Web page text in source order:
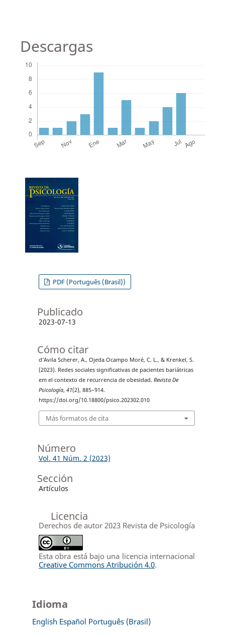
Descargas
PDF (Português (Brasil))
Publicado
2023-07-13
Cómo citar
d’Avila Scherer, A., Ojeda Ocampo Moré, C. L., & Krenkel, S.
(2023). Redes sociales significativas de pacientes bariátricas
em el contexto de recurrencia de obesidad. Revista De
Psicología, 41(2), 885–914.
https://doi.org/10.18800/psico.202302.010
Más formatos de cita
Número
Vol. 41 Núm. 2 (2023)
Sección
Artículos
Licencia
Derechos de autor 2023 Revista de Psicología
Esta obra está bajo una licencia internacional
Creative Commons Atribución 4.0.
Idioma
English Español Português (Brasil)